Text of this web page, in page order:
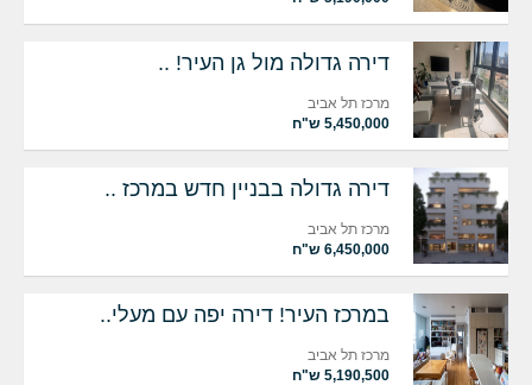
דירה גדולה מול גן העיר! ..
מרכז תל אביב
5,450,000 ש"ח
דירה גדולה בבניין חדש במרכז ..
מרכז תל אביב
6,450,000 ש"ח
במרכז העיר! דירה יפה עם מעלי..
מרכז תל אביב
5,190,500 ש"ח